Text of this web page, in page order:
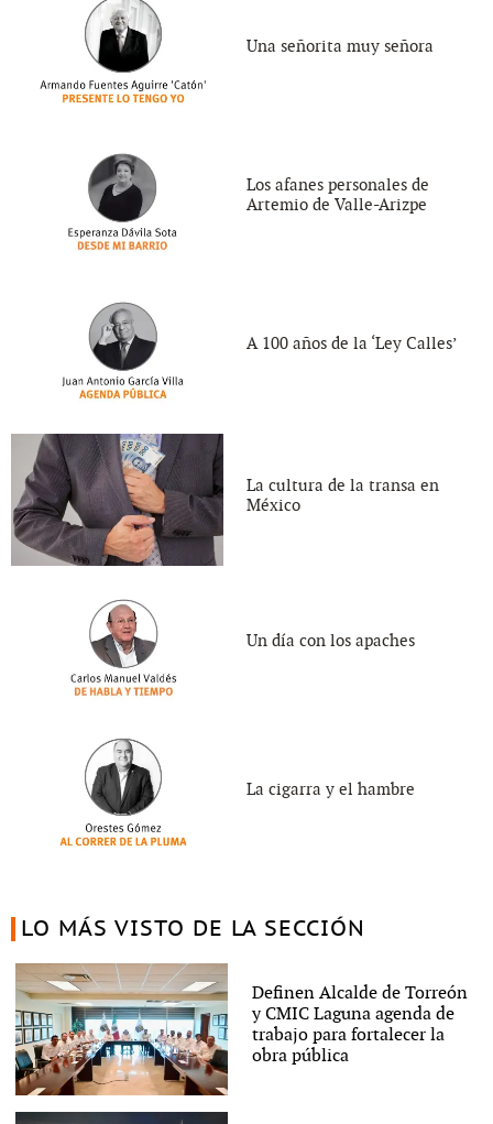
Una señorita muy señora
Los afanes personales de
Artemio de Valle-Arizpe
A 100 años de la ‘Ley Calles’
La cultura de la transa en
México
Un día con los apaches
La cigarra y el hambre
LO MÁS VISTO DE LA SECCIÓN
Definen Alcalde de Torreón
y CMIC Laguna agenda de
trabajo para fortalecer la
obra pública